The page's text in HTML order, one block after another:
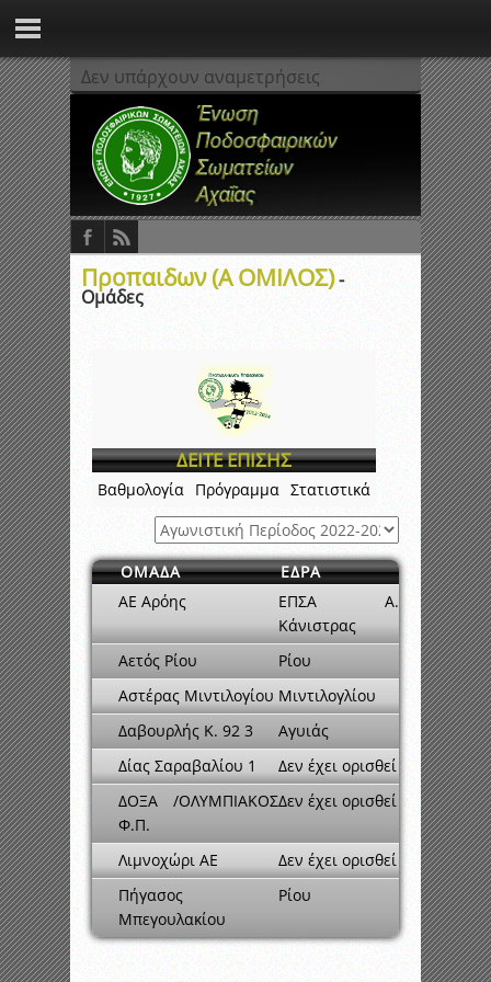
Δεν υπάρχουν αναμετρήσεις
Προπαιδων (Α ΟΜΙΛΟΣ)-
Ομάδες
ΔΕΙΤΕ ΕΠΙΣΗΣ
Βαθμολογία Πρόγραμμα Στατιστικά
ΟΜΑΔΑ
ΕΔΡΑ
ΑΕ Αρόης
ΕΠΣΑ Α.
Κάνιστρας
Αετός Ρίου
Ρίου
Αστέρας Μιντιλογίου Μιντιλογλίου
Δαβουρλής Κ. 92 3
Αγυιάς
Δίας Σαραβαλίου 1
Δεν έχει ορισθεί
ΔΟΞΑ /ΟΛΥΜΠΙΑΚΟΣ
Φ.Π.
Δεν έχει ορισθεί
Λιμνοχώρι ΑΕ
Δεν έχει ορισθεί
Πήγασος
Μπεγουλακίου
Ρίου